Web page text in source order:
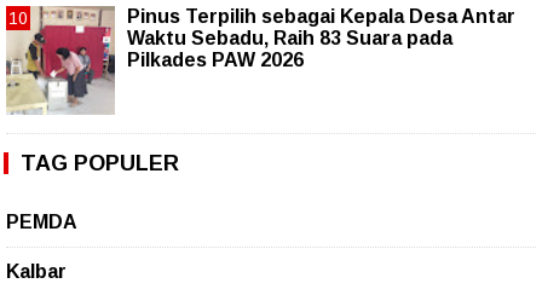
Pinus Terpilih sebagai Kepala Desa Antar
Waktu Sebadu, Raih 83 Suara pada
Pilkades PAW 2026
TAG POPULER
PEMDA
Kalbar